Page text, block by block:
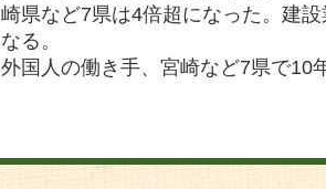
崎県など7県は4倍超になった。建
なる。
外国人の働き手、宮崎など7県で